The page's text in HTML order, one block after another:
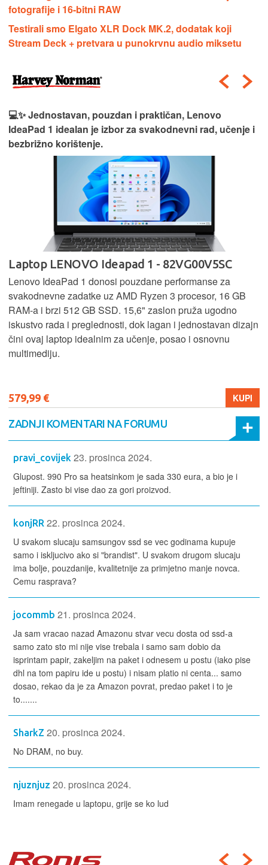
fotografije i 16-bitni RAW
Testirali smo Elgato XLR Dock MK.2, dodatak koji
Stream Deck + pretvara u punokrvnu audio miksetu
💻✨ Jednostavan, pouzdan i praktičan, Lenovo
IdeaPad 1 idealan je izbor za svakodnevni rad, učenje i
bezbrižno korištenje.
Laptop LENOVO Ideapad 1 - 82VG00V5SC
Lenovo IdeaPad 1 donosi pouzdane performanse za
svakodnevne zadatke uz AMD Ryzen 3 procesor, 16 GB
RAM-a i brzi 512 GB SSD. 15,6" zaslon pruža ugodno
iskustvo rada i preglednosti, dok lagan i jednostavan dizajn
čini ovaj laptop idealnim za učenje, posao i osnovnu
multimediju.
579,99 € KUPI
ZADNJI KOMENTARI NA FORUMU
pravi_covijek 23. prosinca 2024.
Glupost. 990 Pro sa heatsinkom je sada 330 eura, a bio je i
jeftiniji. Zasto bi vise dao za gori proizvod.
konjRR 22. prosinca 2024.
U svakom slucaju samsungov ssd se vec godinama kupuje
samo i iskljucivo ako si "brandist". U svakom drugom slucaju
ima bolje, pouzdanije, kvalitetnije za primjetno manje novca.
Cemu rasprava?
jocommb 21. prosinca 2024.
Ja sam vracao nazad Amazonu stvar vecu dosta od ssd-a
samo zato sto mi nije vise trebala i samo sam dobio da
isprintam papir, zakeljim na paket i odnesem u postu (iako pise
dhl na tom papiru ide u postu) i nisam platio ni centa... samo
dosao, rekao da je za Amazon povrat, predao paket i to je
to.......
SharkZ 20. prosinca 2024.
No DRAM, no buy.
njuznjuz 20. prosinca 2024.
Imam renegade u laptopu, grije se ko lud